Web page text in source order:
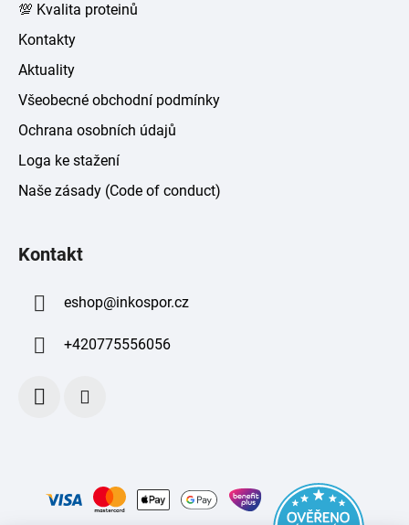
💯 Kvalita proteinů
Kontakty
Aktuality
Všeobecné obchodní podmínky
Ochrana osobních údajů
Loga ke stažení
Naše zásady (Code of conduct)
Kontakt
eshop@inkospor.cz
+420775556056